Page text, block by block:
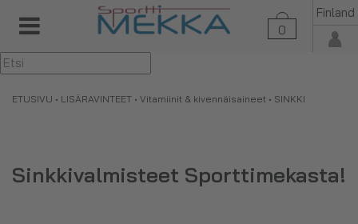
0
Finland
▼
ETUSIVU • LISÄRAVINTEET • Vitamiinit & kivennäisaineet • SINKKI
Sinkkivalmisteet Sporttimekasta!